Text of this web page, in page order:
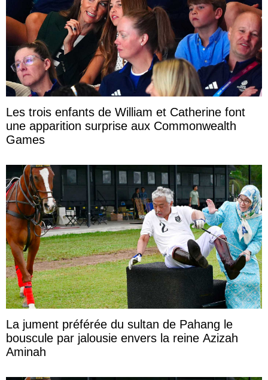
Les trois enfants de William et Catherine font
une apparition surprise aux Commonwealth
Games
La jument préférée du sultan de Pahang le
bouscule par jalousie envers la reine Azizah
Aminah